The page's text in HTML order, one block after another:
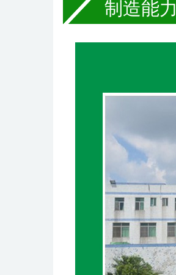
制造能力